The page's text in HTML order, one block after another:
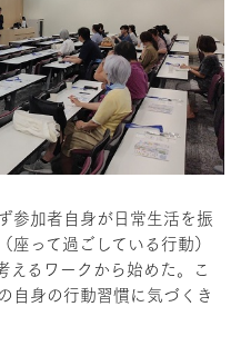
参加者自身が日常生活を振
って過ごしている行動）
えるワークから始めた。こ
自身の行動習慣に気づくき